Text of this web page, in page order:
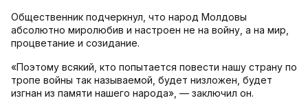
Общественник подчеркнул, что народ Молдовы
абсолютно миролюбив и настроен не на войну, а на мир,
процветание и созидание.
«Поэтому всякий, кто попытается повести нашу страну по
тропе войны так называемой, будет низложен, будет
изгнан из памяти нашего народа», — заключил он.